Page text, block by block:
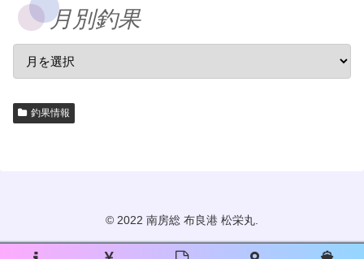
月別釣果
釣果情報
© 2022 南房総 布良港 松栄丸.